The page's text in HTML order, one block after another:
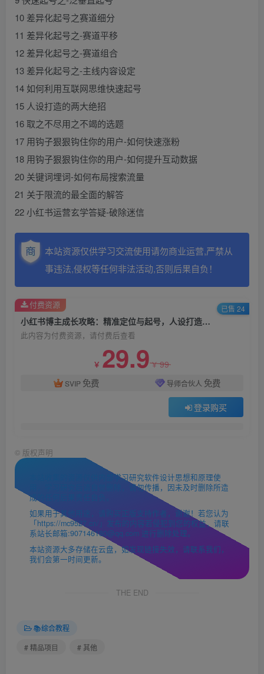
10 差异化起号之赛道细分
11 差异化起号之-赛道平移
12 差异化起号之-赛道组合
13 差异化起号之-主线内容设定
14 如何利用互联网思维快速起号
15 人设打造的两大绝招
16 取之不尽用之不竭的选题
17 用钩子狠狠钩住你的用户-如何快速涨粉
18 用钩子狠狠钩住你的用户-如何提升互动数据
20 关键词埋词-如何布局搜索流量
21 关于限流的最全面的解答
22 小红书运营玄学答疑-破除迷信
本站资源仅供学习交流使用请勿商业运营,严禁从
事违法,侵权等任何非法活动,否则后果自负！
小红书博主成长攻略：精准定位与起号，人设打造与选题，快速涨粉变现
此内容为付费资源，请付费后查看
￥ 29.9￥99
SVIP 免费 导师合伙人 免费
登录购买
付费资源 已售 24
© 版权声明
本站收集的资源仅供内部学习研究软件设计思想和原理使
用，学习研究后请自觉删除，请勿传播，因未及时删除所造
成的任何后果责任自负。
如果用于其他用途，请购买正版支持作者，谢谢！若您认为
「https://mc9527.cn/」发布的内容若侵犯到您的权益，请联
系站长邮箱:907146180@qq.com 进行删除处理。
本站资源大多存储在云盘，如发现链接失效，请联系我们，
我们会第一时间更新。
THE END
📚综合教程
# 精品项目
# 其他